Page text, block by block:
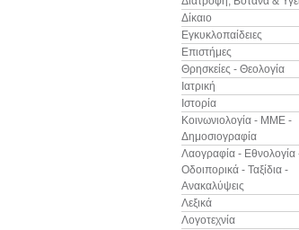
Δίκαιο
Εγκυκλοπαίδειες
Επιστήμες
Θρησκείες - Θεολογία
Ιατρική
Ιστορία
Κοινωνιολογία - ΜΜΕ -
Δημοσιογραφία
Λαογραφία - Εθνολογία
Οδοιπορικά - Ταξίδια -
Ανακαλύψεις
Λεξικά
Λογοτεχνία